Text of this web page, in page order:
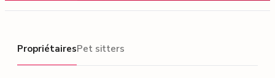
Propriétaires
PropriétairesPet sitters